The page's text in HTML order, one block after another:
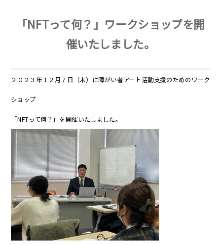
「NFTって何？」ワークショップを開
催いたしました。
２０２３年１２月７日（木）に障がい者アート活動支援のためのワーク
ショップ
「NFTって何？」を開催いたしました。